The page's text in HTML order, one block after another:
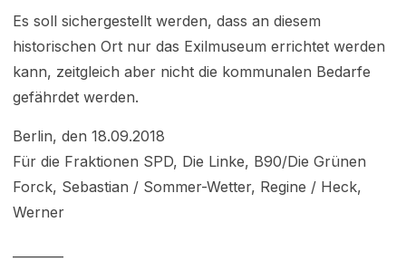
Es soll sichergestellt werden, dass an diesem
historischen Ort nur das Exilmuseum errichtet werden
kann, zeitgleich aber nicht die kommunalen Bedarfe
gefährdet werden.
Berlin, den 18.09.2018
Für die Fraktionen SPD, Die Linke, B90/Die Grünen
Forck, Sebastian / Sommer-Wetter, Regine / Heck,
Werner